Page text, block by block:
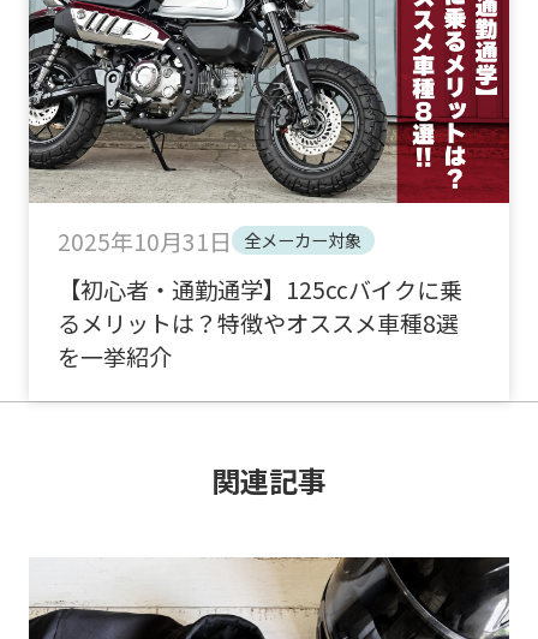
2025年10月31日 全メーカー対象
【初心者・通勤通学】125ccバイクに乗
るメリットは？特徴やオススメ車種8選
を一挙紹介
関連記事